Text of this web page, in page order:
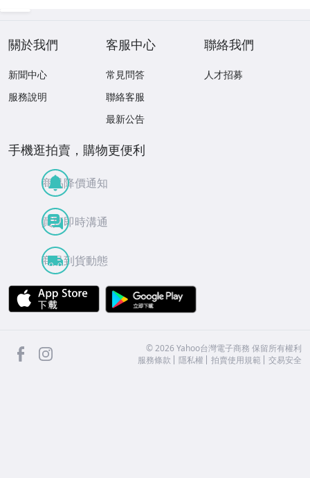
關於我們
新聞中心
服務說明
客服中心
常見問答
聯絡客服
最新公告
聯絡我們
人才招募
手機逛拍賣，購物更便利
商品降價通知
買賣即時溝通
商品到貨動態
APP Store
facebook ©2026 Yahoo台灣電子商務 保留所有權利
服務條款
隱私權 拍賣使用規範 交易安全